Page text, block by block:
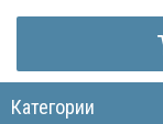
Категории